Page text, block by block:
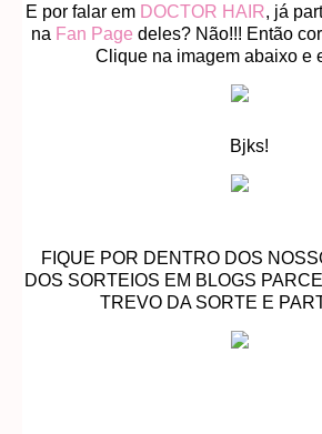
E por falar em DOCTOR HAIR, já
na Fan Page deles? Não!!! Então
Clique na imagem abaixo e
Bjks!
FIQUE POR DENTRO DOS
DOS SORTEIOS EM BLOGS
TREVO DA SORTE E